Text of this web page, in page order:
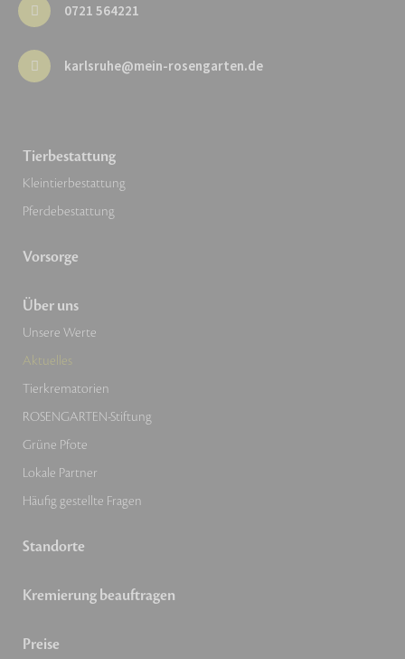
0721 564221
karlsruhe@mein-rosengarten.de
Tierbestattung
Kleintierbestattung
Pferdebestattung
Vorsorge
Über uns
Unsere Werte
Aktuelles
Tierkrematorien
ROSENGARTEN-Stiftung
Grüne Pfote
Lokale Partner
Häufig gestellte Fragen
Standorte
Kremierung beauftragen
Preise